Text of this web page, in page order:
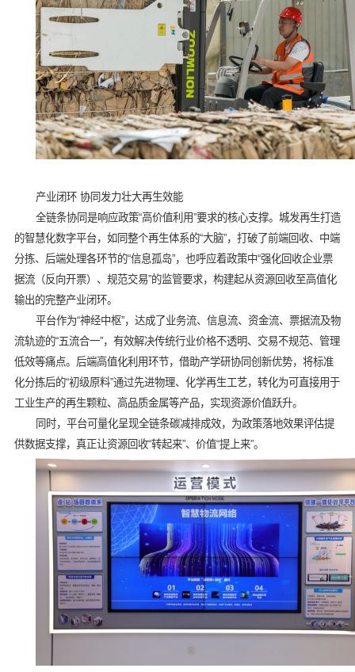
产业闭环 协同发力壮大再生效能
全链条协同是响应政策“高价值利用”要求的核心支撑。城发再生打造
的智慧化数字平台，如同整个再生体系的“大脑”，打破了前端回收、中端
分拣、后端处理各环节的“信息孤岛”，也呼应着政策中“强化回收企业票
据流（反向开票）、规范交易”的监管要求，构建起从资源回收至高值化
输出的完整产业闭环。
平台作为“神经中枢”，达成了业务流、信息流、资金流、票据流及物
流轨迹的“五流合一”，有效解决传统行业价格不透明、交易不规范、管理
低效等痛点。后端高值化利用环节，借助产学研协同创新优势，将标准
化分拣后的“初级原料”通过先进物理、化学再生工艺，转化为可直接用于
工业生产的再生颗粒、高品质金属等产品，实现资源价值跃升。
同时，平台可量化呈现全链条碳减排成效，为政策落地效果评估提
供数据支撑，真正让资源回收“转起来”、价值“提上来”。